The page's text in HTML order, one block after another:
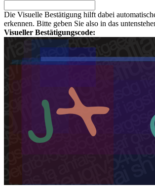
Die Visuelle Bestätigung hilft dabei
erkennen. Bitte geben Sie also in das
Visueller Bestätigungscode: